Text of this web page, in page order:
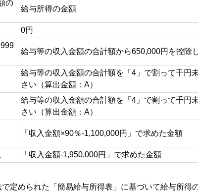
の
給与所得の金額
0円
給与等の収入金額の合計額から650,000円を控除
給与等の収入金額の合計額を「4」で割って千円
さい（算出金額：A）
給与等の収入金額の合計額を「4」で割って千円
さい（算出金額：A）
「収入金額×90％-1,100,000円」で求めた金額
「収入金額-1,950,000円」で求めた金額
定められた「簡易給与所得表」に基づいて給与所得